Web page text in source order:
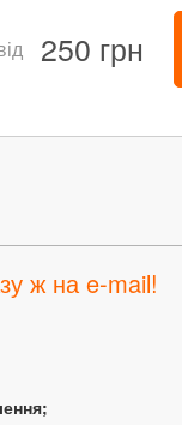
250 грн
ж на e-mail!